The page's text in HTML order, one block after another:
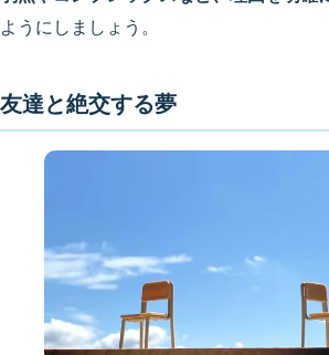
ようにしましょう。
友達と絶交する夢